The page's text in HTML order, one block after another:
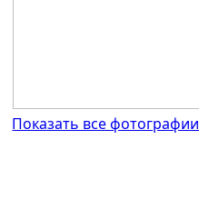
Показать все фотографии